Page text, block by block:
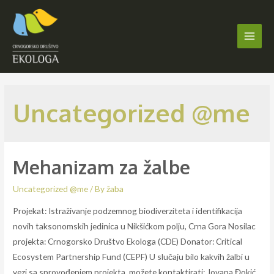
content
Main
Uncategorized @me
Mehanizam za žalbe
Uncategorized @me/ Byžaba
Projekat: Istraživanje podzemnog biodiverziteta i identifikacija
novih taksonomskih jedinica u Nikšićkom polju, Crna Gora Nosilac
projekta: Crnogorsko Društvo Ekologa (CDE) Donator: Critical
Ecosystem Partnership Fund (CEPF) U slučaju bilo kakvih žalbi u
vezi sa sprovođenjem projekta, možete kontaktirati: Jovana Đokić